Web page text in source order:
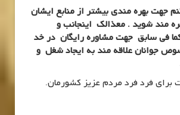
جهت بهره مندی بیشتر از منابع ایشان
مند شوید . معذالک اینجانب و
فی سابق جهت مشاوره رایگان در خد
جوانان علاقه مند به ایجاد شغل و
برای فرد فرد مردم عزیز کشورمان.